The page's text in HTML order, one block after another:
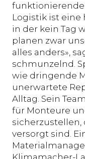
funktionierende
Logistik ist
in der kein Tag
planen zwar
alles anders»,
schmunzelnd.
wie dringende
unerwartete
Alltag. Sein
für Monteure
sicherzustellen,
versorgt sind.